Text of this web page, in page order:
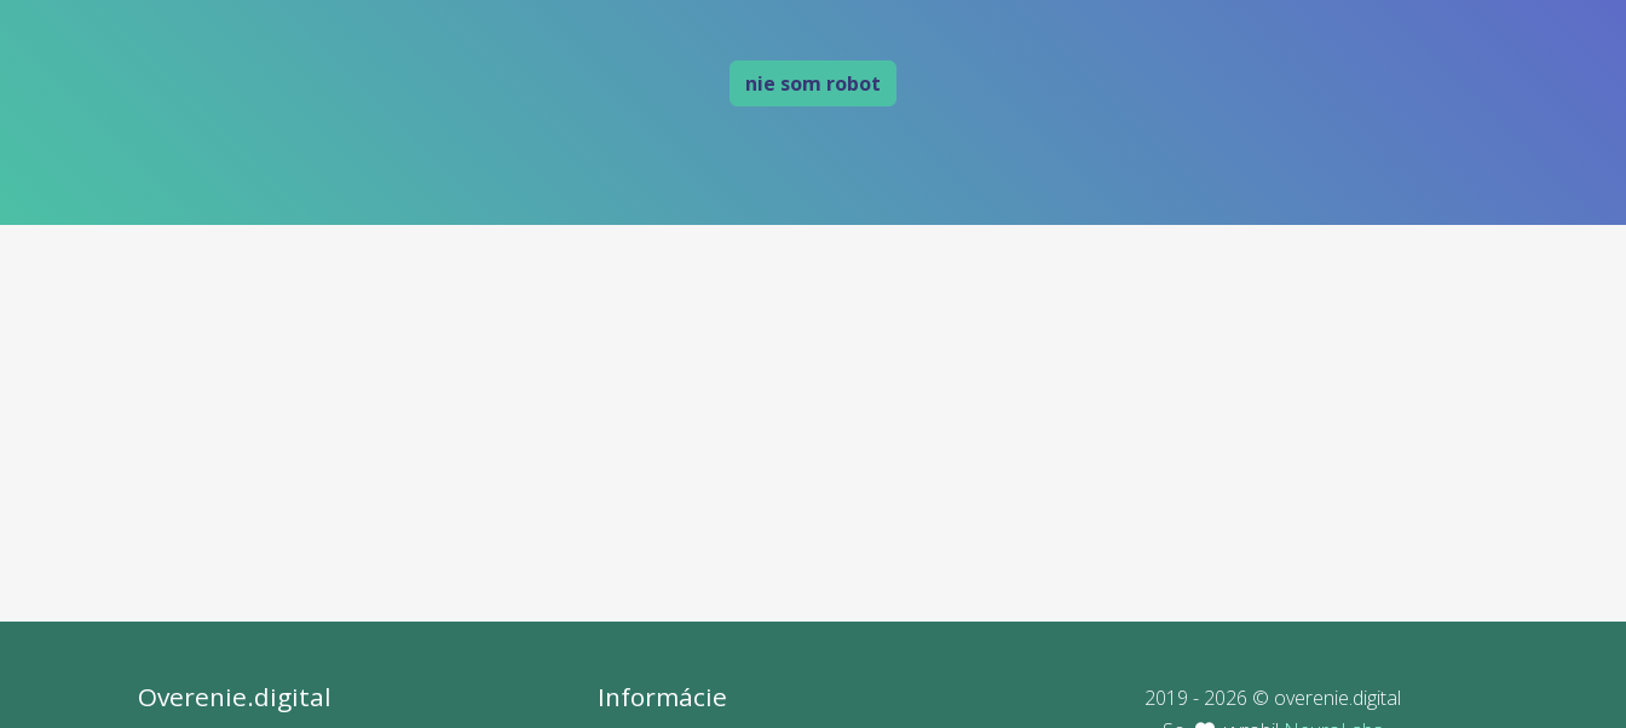
nie som robot
Overenie.digital Informácie
2019 - 2026 © overenie.digital